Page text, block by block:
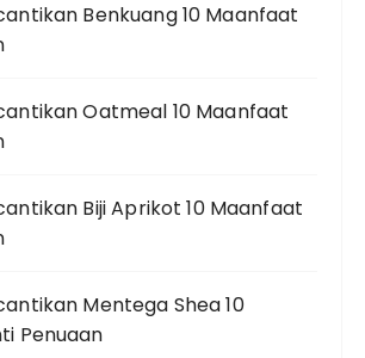
Benkuang 10 Maanfaat
Oatmeal 10 Maanfaat
Biji Aprikot 10 Maanfaat
Mentega Shea 10
Penuaan